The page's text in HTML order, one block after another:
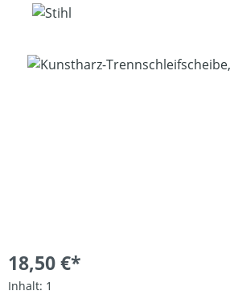
Bildergalerie überspringen
18,50 €*
Inhalt: 1